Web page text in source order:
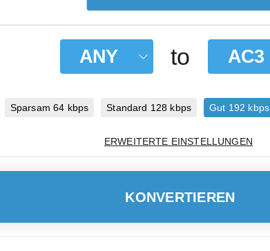
ANY to AC3
Sparsam 64 kbps Standard 128 kbps Gut 192 kbps
ERWEITERTE EINSTELLUNGEN
KONVERTIEREN